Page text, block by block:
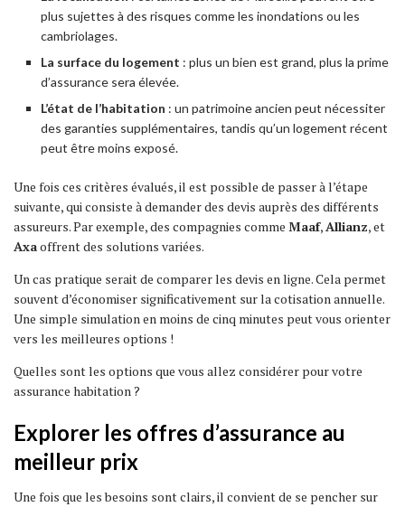
plus sujettes à des risques comme les inondations ou les
cambriolages.
La surface du logement : plus un bien est grand, plus la prime
d’assurance sera élevée.
L’état de l’habitation : un patrimoine ancien peut nécessiter
des garanties supplémentaires, tandis qu’un logement récent
peut être moins exposé.
Une fois ces critères évalués, il est possible de passer à l’étape
suivante, qui consiste à demander des devis auprès des différents
assureurs. Par exemple, des compagnies comme Maaf, Allianz, et
Axaoffrent des solutions variées.
Un cas pratique serait de comparer les devis en ligne. Cela permet
souvent d’économiser significativement sur la cotisation annuelle.
Une simple simulation en moins de cinq minutes peut vous orienter
vers les meilleures options !
Quelles sont les options que vous allez considérer pour votre
assurance habitation ?
Explorer les offres d’assurance au
meilleur prix
Une fois que les besoins sont clairs, il convient de se pencher sur